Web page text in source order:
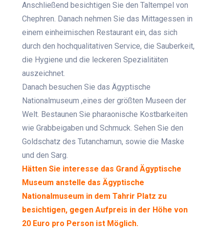
Anschließend besichtigen Sie den Taltempel von
Chephren. Danach nehmen Sie das Mittagessen in
einem einheimischen Restaurant ein, das sich
durch den hochqualitativen Service, die Sauberkeit,
die Hygiene und die leckeren Spezialitäten
auszeichnet.
Danach besuchen Sie das Ägyptische
Nationalmuseum ,eines der größten Museen der
Welt. Bestaunen Sie pharaonische Kostbarkeiten
wie Grabbeigaben und Schmuck. Sehen Sie den
Goldschatz des Tutanchamun, sowie die Maske
und den Sarg.
Hätten Sie interesse das Grand Ägyptische
Museum anstelle das Ägyptische
Nationalmuseum in dem Tahrir Platz zu
besichtigen, gegen Aufpreis in der Höhe von
20 Euro pro Person ist Möglich.